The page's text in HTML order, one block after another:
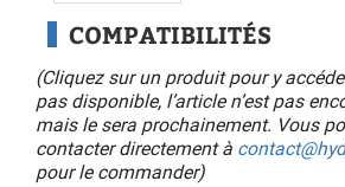
COMPATIBILITÉS
(Cliquez sur un produit pour y
pas disponible, l’article n’est pas
mais le sera prochainement. Vous
contacter directement à
pour le commander)